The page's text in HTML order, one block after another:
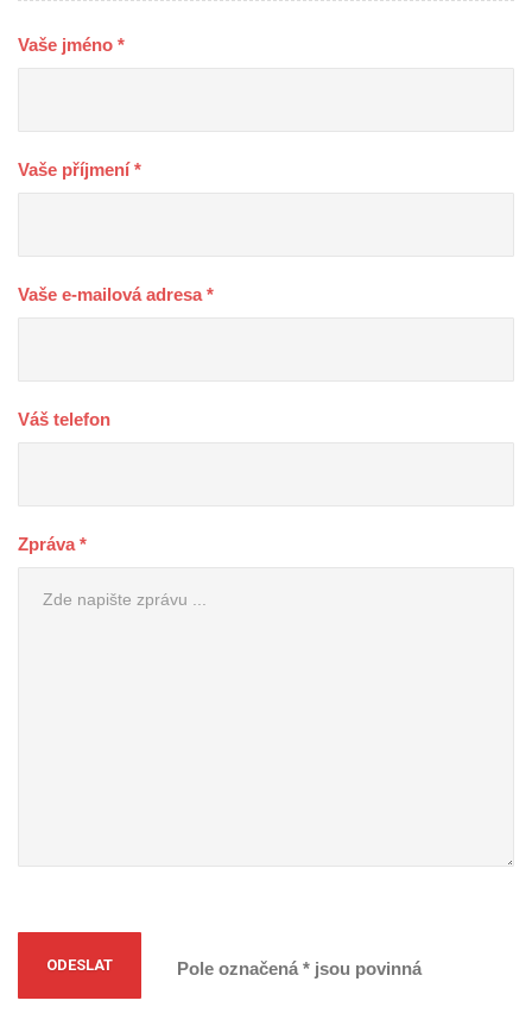
Vaše jméno *
Vaše příjmení *
Vaše e-mailová adresa *
Váš telefon
Zpráva *
Pole označená * jsou povinná